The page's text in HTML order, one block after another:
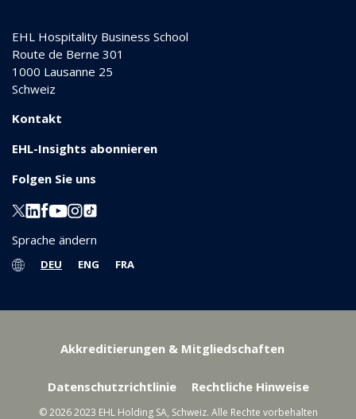
EHL Hospitality Business School
Route de Berne 301
1000 Lausanne 25
Schweiz
Kontakt
EHL-Insights abonnieren
Folgen Sie uns
Sprache ändern
DEU ENG FRA
Akkreditierungen & Mitgliedschaften
Datenschutzrichtlinie Rechtliche Hinweise
© 2026 2023 EHL Holding SA, Schweiz. Alle Rechte vorbehalten